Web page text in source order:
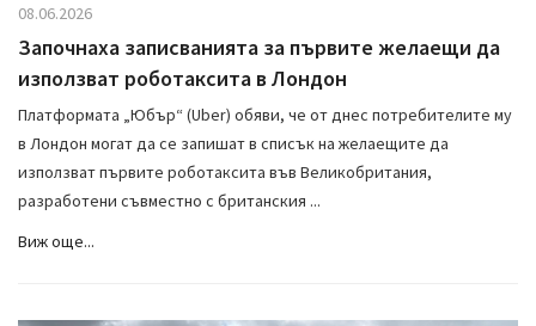
08.06.2026
Започнаха записванията за първите желаещи да
използват роботаксита в Лондон
Платформата „Юбър“ (Uber) обяви, че от днес потребителите му
в Лондон могат да се запишат в списък на желаещите да
използват първите роботаксита във Великобритания,
разработени съвместно с британския ...
Виж още...